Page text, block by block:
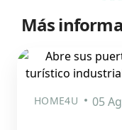
Más
HOME4U 05